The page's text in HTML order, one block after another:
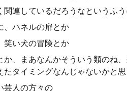
関連しているだろうなというふ
、ハネルの扉とか
笑い犬の冒険とか
か、まあなんかそういう類のね
たタイミングなんじゃないかと
芸人の方々の